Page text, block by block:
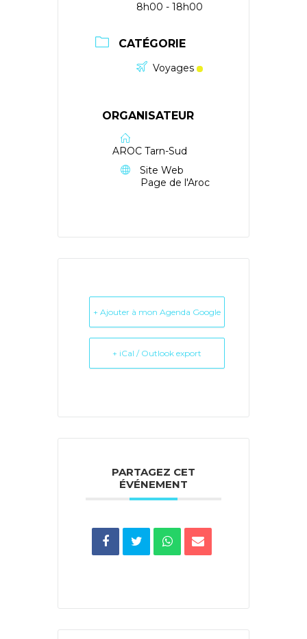
8h00 - 18h00
CATÉGORIE
Voyages
ORGANISATEUR
AROC Tarn-Sud
Site Web
Page de l'Aroc
+ Ajouter à mon Agenda Google
+ iCal / Outlook export
PARTAGEZ CET
ÉVÉNEMENT